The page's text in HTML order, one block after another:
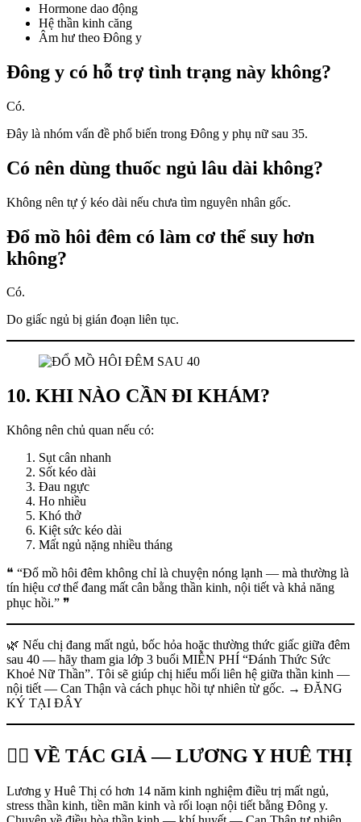
Hormone dao động
Hệ thần kinh căng
Âm hư theo Đông y
Đông y có hỗ trợ tình trạng này không?
Có.
Đây là nhóm vấn đề phổ biến trong Đông y phụ nữ sau 35.
Có nên dùng thuốc ngủ lâu dài không?
Không nên tự ý kéo dài nếu chưa tìm nguyên nhân gốc.
Đổ mồ hôi đêm có làm cơ thể suy hơn
không?
Có.
Do giấc ngủ bị gián đoạn liên tục.
10. KHI NÀO CẦN ĐI KHÁM?
Không nên chủ quan nếu có:
Sụt cân nhanh
Sốt kéo dài
Đau ngực
Ho nhiều
Khó thở
Kiệt sức kéo dài
Mất ngủ nặng nhiều tháng
❝ “Đổ mồ hôi đêm không chỉ là chuyện nóng lạnh — mà thường là
tín hiệu cơ thể đang mất cân bằng thần kinh, nội tiết và khả năng
phục hồi.” ❞
🌿 Nếu chị đang mất ngủ, bốc hỏa hoặc thường thức giấc giữa đêm
sau 40 — hãy tham gia lớp 3 buổi MIỄN PHÍ “Đánh Thức Sức
Khoẻ Nữ Thần”. Tôi sẽ giúp chị hiểu mối liên hệ giữa thần kinh —
nội tiết — Can Thận và cách phục hồi tự nhiên từ gốc. → ĐĂNG
KÝ TẠI ĐÂY
👩‍⚕️ VỀ TÁC GIẢ — LƯƠNG Y HUÊ THỊ
Lương y Huê Thị có hơn 14 năm kinh nghiệm điều trị mất ngủ,
stress thần kinh, tiền mãn kinh và rối loạn nội tiết bằng Đông y.